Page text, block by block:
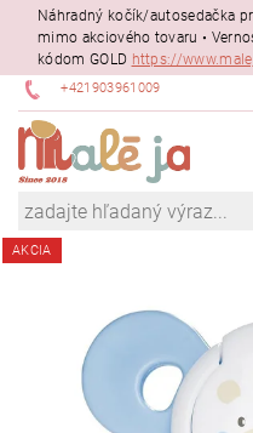
Náhradný kočík/autosedačka
mimo akciového tovaru •
kódom GOLD https://
+421903961009
AKCIA